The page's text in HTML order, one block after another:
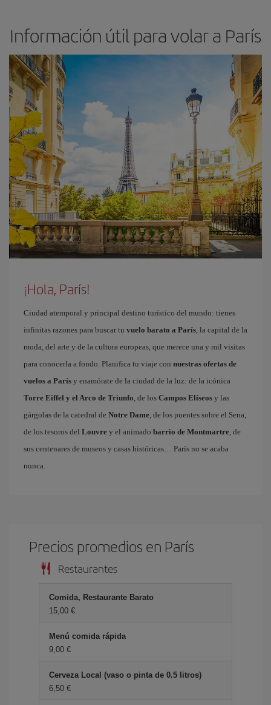
Información útil para volar a París
¡Hola, París!
Ciudad atemporal y principal destino turístico del mundo: tienes
infinitas razones para buscar tu vuelo barato a París, la capital de la
moda, del arte y de la cultura europeas, que merece una y mil visitas
para conocerla a fondo. Planifica tu viaje con nuestras ofertas de
vuelos a París y enamórate de la ciudad de la luz: de la icónica
Torre Eiffel y el Arco de Triunfo, de los Campos Elíseos y las
gárgolas de la catedral de Notre Dame, de los puentes sobre el Sena,
de los tesoros del Louvre y el animado barrio de Montmartre, de
sus centenares de museos y casas históricas… París no se acaba
nunca.
Precios promedios en París
Restaurantes
Comida, Restaurante Barato
15,00 €
Menú comida rápida
9,00 €
Cerveza Local (vaso o pinta de 0.5 litros)
6,50 €